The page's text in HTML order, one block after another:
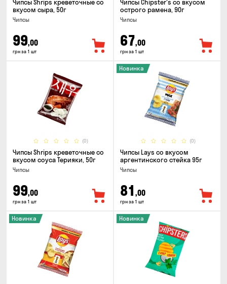
Чипсы Shrips креветочные со
вкусом сыра, 50г
Чипсы
99,00
грн за 1 шт
Чипсы Chipster's со вкусом
острого рамена, 90г
Чипсы
67,00
грн за 1 шт
(0)
Чипсы Shrips креветочные со
вкусом соуса Терияки, 50г
Чипсы
99,00
грн за 1 шт
(0)
Новинка
Чипсы Lays со вкусом
аргентинского стейка 95г
Чипсы
81 ,00
грн за 1 шт
Новинка Новинка